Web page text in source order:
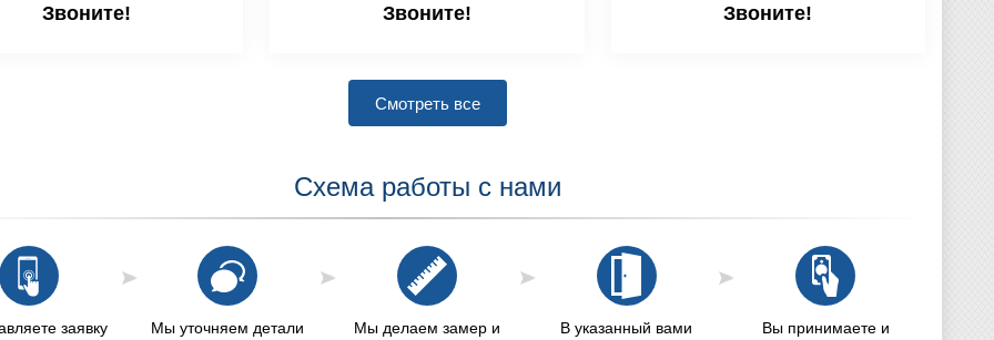
Звоните! Звоните! Звоните!
Смотреть все
Схема работы с нами
заявку
Мы уточняем детали
Мы делаем замер и
В указанный вами
Вы принимаете и